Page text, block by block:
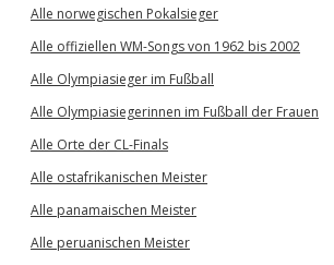
Alle norwegischen Pokalsieger
Alle offiziellen WM-Songs von 1962 bis 2002
Alle Olympiasieger im Fußball
Alle Olympiasiegerinnen im Fußball der Frauen
Alle Orte der CL-Finals
Alle ostafrikanischen Meister
Alle panamaischen Meister
Alle peruanischen Meister